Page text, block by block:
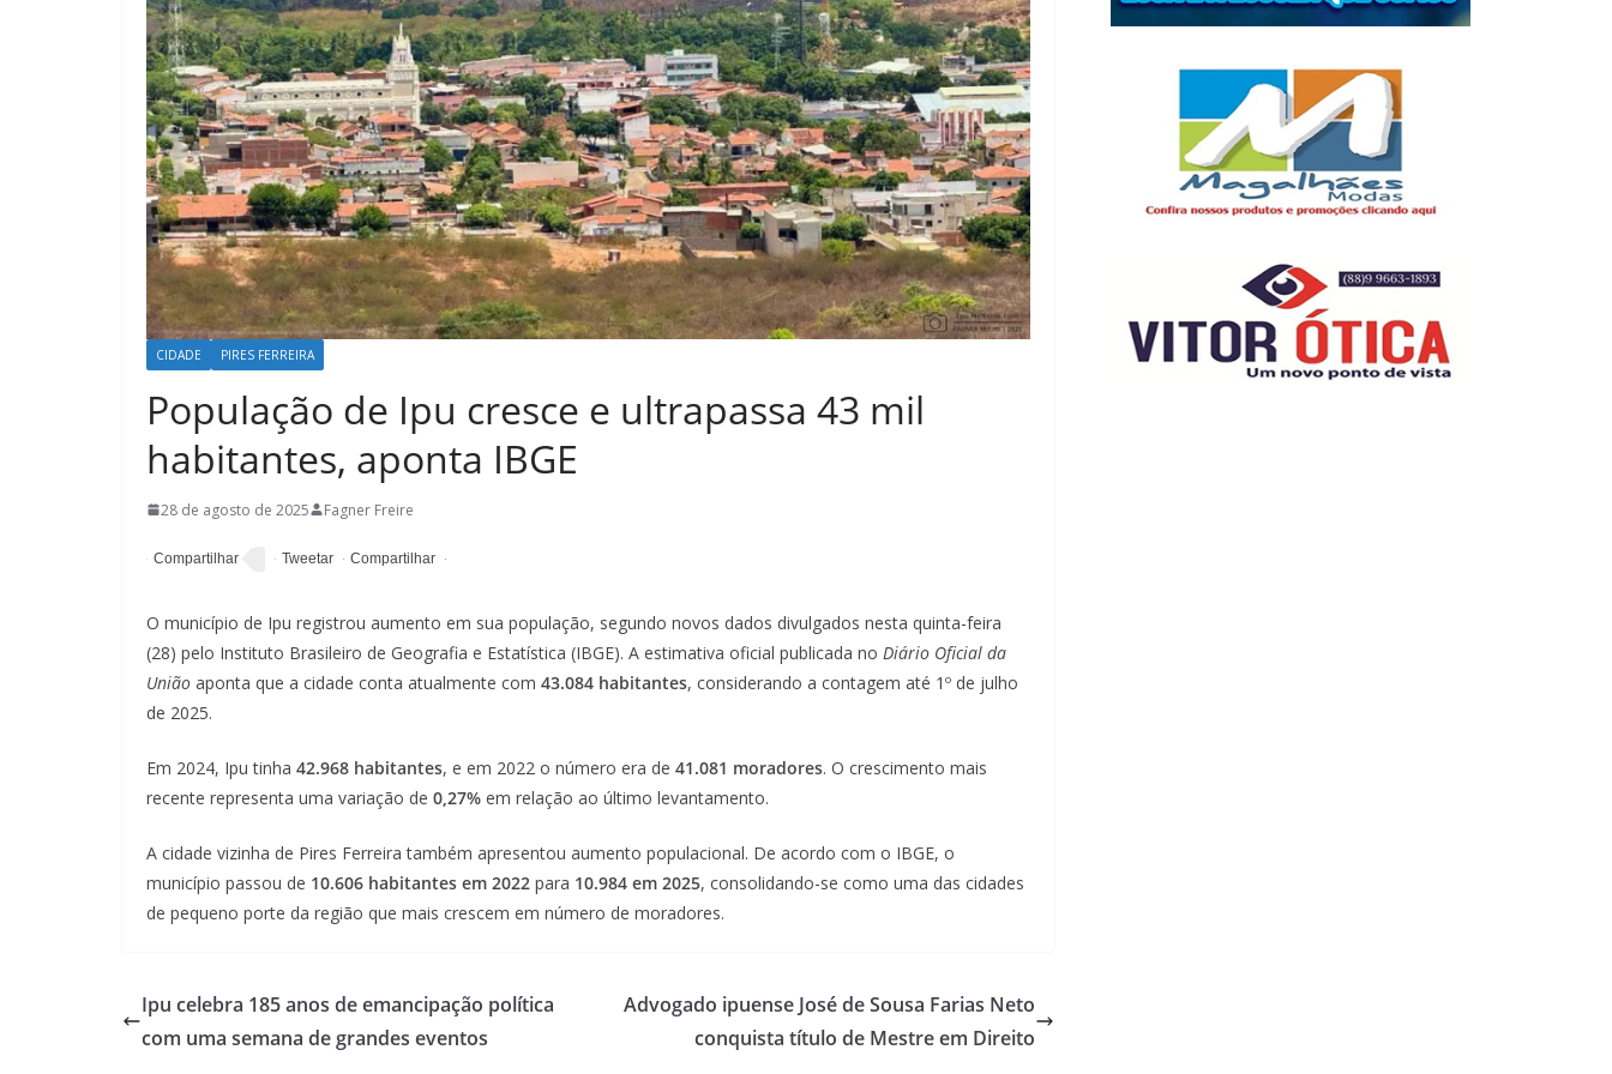
CIDADE PIRES FERREIRA
População de Ipu cresce e ultrapassa 43 mil
habitantes, aponta IBGE
28 de agosto de 2025 Fagner Freire
O município de Ipu registrou aumento em sua população, segundo novos dados divulgados nesta quinta-feira
(28) pelo Instituto Brasileiro de Geografia e Estatística (IBGE). A estimativa oficial publicada no Diário Oficial da
União aponta que a cidade conta atualmente com 43.084 habitantes, considerando a contagem até 1º de julho
de 2025.
Em 2024, Ipu tinha 42.968 habitantes, e em 2022 o número era de 41.081 moradores. O crescimento mais
recente representa uma variação de 0,27% em relação ao último levantamento.
A cidade vizinha de Pires Ferreira também apresentou aumento populacional. De acordo com o IBGE, o
município passou de 10.606 habitantes em 2022 para 10.984 em 2025, consolidando-se como uma das cidades
de pequeno porte da região que mais crescem em número de moradores.
Ipu celebra 185 anos de emancipação política
com uma semana de grandes eventos
Advogado ipuense José de Sousa Farias Neto
conquista título de Mestre em Direito